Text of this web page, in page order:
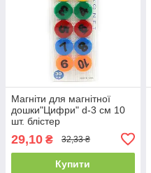
Магніти для магнітної
дошки"Цифри" d-3 см 10
шт. блістер
29,10 ₴ 32,33 ₴
Купити